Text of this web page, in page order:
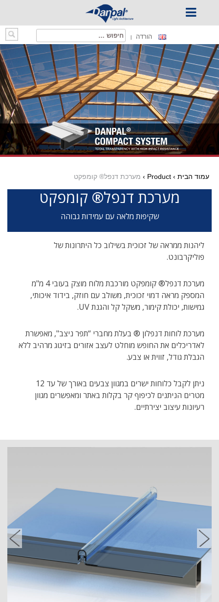
content
חיפוש: הורדה
עמוד הבית ›
Product
› מערכת דנפל® קומפקט
מערכת דנפל® קומפקט
שקיפות מלאה עם עמידות גבוהה
ליהנות ממראה של זכוכית בשילוב כל היתרונות של
פוליקרבונט.
מערכת דנפל® קומפקט מורכבת מלוח מוצק בעובי 4 מ"מ
המספק מראה דמוי זכוכית, משולב עם חוזק, בידוד איכותי,
גמישות, יכולת קימור, משקל קל והגנת UV.
מערכת לוחות דנפלון ® בעלת מחברי “תפר ניצב", מאפשרת
לאדריכלים את החופש מוחלט לעצב אזורים בזיגוג מרהיב ללא
הגבלת גודל, זווית או צבע.
ניתן לקבל כלוחות ישרים במגוון צבעים באורך של עד 12
מטרים הניתנים לכיפוף קר בקלות באתר ומאפשרים מגוון
רעיונות עיצוב יצירתיים.